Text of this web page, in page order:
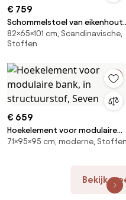
€ 759
Schommelstoel van eikenhout,
fineer en linnen, Dilma
82×65×101 cm, Scandinavische,
Stoffen
€ 659
Hoekelement voor modulaire
bank, in structuurstof, Seven
71×95×95 cm, moderne, Stoffen
Bekijk